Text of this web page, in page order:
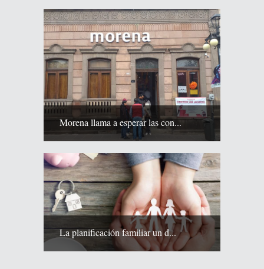
Morena llama a esperar las con...
La planificación familiar un d...